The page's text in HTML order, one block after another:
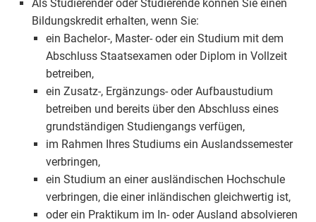
Als Studierender oder Studierende können Sie einen
Bildungskredit erhalten, wenn Sie:
ein Bachelor-, Master- oder ein Studium mit dem
Abschluss Staatsexamen oder Diplom in Vollzeit
betreiben,
ein Zusatz-, Ergänzungs- oder Aufbaustudium
betreiben und bereits über den Abschluss eines
grundständigen Studiengangs verfügen,
im Rahmen Ihres Studiums ein Auslandssemester
verbringen,
ein Studium an einer ausländischen Hochschule
verbringen, die einer inländischen gleichwertig ist,
oder ein Praktikum im In- oder Ausland absolvieren